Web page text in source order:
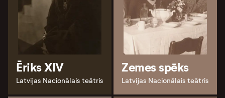
Ēriks XIV
Latvijas Nacionālais teātris
Zemes spēks
Latvijas Nacionālais teātris